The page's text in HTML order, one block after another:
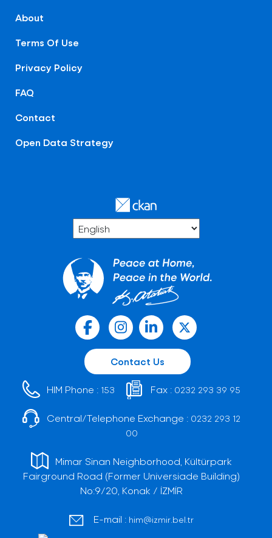
About
Terms Of Use
Privacy Policy
FAQ
Contact
Open Data Strategy
Contact Us
HIM Phone : 153 Fax : 0232 293 39 95
Central/Telephone Exchange : 0232 293 12
00
Mimar Sinan Neighborhood, Kültürpark
Fairground Road (Former Universiade Building)
No:9/20, Konak / İZMİR
E-mail : him@izmir.bel.tr